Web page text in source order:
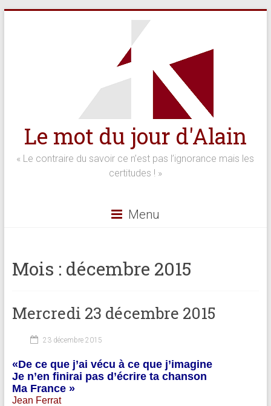
Le mot du jour d'Alain
« Le contraire du savoir ce n’est pas l’ignorance mais les
certitudes ! »
Menu
Mois : décembre 2015
Mercredi 23 décembre 2015
23 décembre 2015
«De ce que j’ai vécu à ce que j’imagine
Je n’en finirai pas d’écrire ta chanson
Ma France »
Jean Ferrat